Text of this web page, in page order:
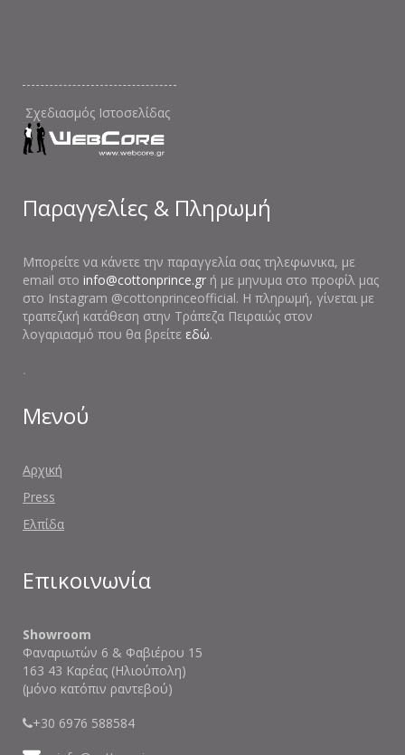
Σχεδιασμός Ιστοσελίδας
Παραγγελίες & Πληρωμή
Μπορείτε να κάνετε την παραγγελία σας τηλεφωνικα, με
email στο info@cottonprince.gr ή με μηνυμα στο προφίλ μας
στο Instagram @cottonprinceofficial. Η πληρωμή, γίνεται με
τραπεζική κατάθεση στην Τράπεζα Πειραιώς στον
λογαριασμό που θα βρείτε εδώ.
.
Μενού
Αρχική
Press
Ελπίδα
Επικοινωνία
Showroom
Φαναριωτών 6 & Φαβιέρου 15
163 43 Καρέας (Ηλιούπολη)
(μόνο κατόπιν ραντεβού)
+30 6976 588584